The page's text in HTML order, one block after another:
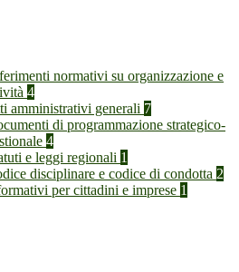
normativi su organizzazione e
4
amministrativi generali 7
di programmazione strategico-
4
e leggi regionali 1
disciplinare e codice di condotta 2
per cittadini e imprese 1